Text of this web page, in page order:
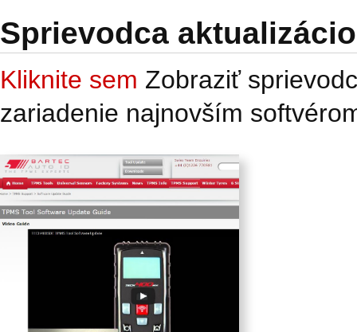
Sprievodca
Kliknite sem Zobraziť
zariadenie najnovším